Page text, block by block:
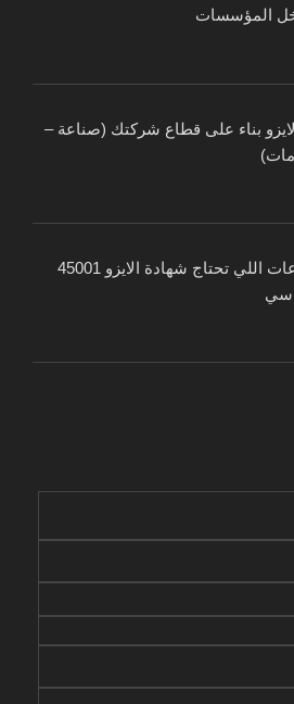
المؤسسات
بناء على قطاع شركتك (صناعة –
أهم الصناعات اللي تحتاج شهادة الايزو 45001